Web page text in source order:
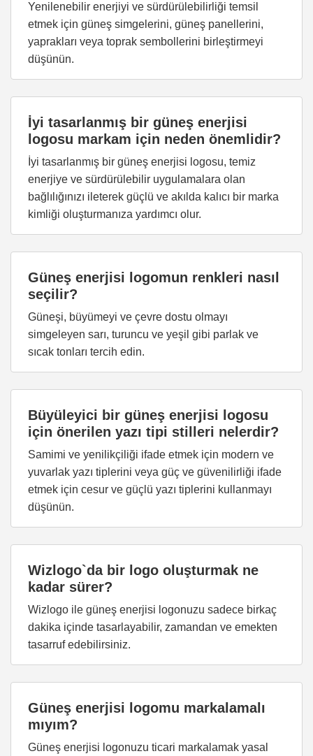
Yenilenebilir enerjiyi ve sürdürülebilirliği temsil
etmek için güneş simgelerini, güneş panellerini,
yaprakları veya toprak sembollerini birleştirmeyi
düşünün.
İyi tasarlanmış bir güneş enerjisi
logosu markam için neden önemlidir?
İyi tasarlanmış bir güneş enerjisi logosu, temiz
enerjiye ve sürdürülebilir uygulamalara olan
bağlılığınızı ileterek güçlü ve akılda kalıcı bir marka
kimliği oluşturmanıza yardımcı olur.
Güneş enerjisi logomun renkleri nasıl
seçilir?
Güneşi, büyümeyi ve çevre dostu olmayı
simgeleyen sarı, turuncu ve yeşil gibi parlak ve
sıcak tonları tercih edin.
Büyüleyici bir güneş enerjisi logosu
için önerilen yazı tipi stilleri nelerdir?
Samimi ve yenilikçiliği ifade etmek için modern ve
yuvarlak yazı tiplerini veya güç ve güvenilirliği ifade
etmek için cesur ve güçlü yazı tiplerini kullanmayı
düşünün.
Wizlogo`da bir logo oluşturmak ne
kadar sürer?
Wizlogo ile güneş enerjisi logonuzu sadece birkaç
dakika içinde tasarlayabilir, zamandan ve emekten
tasarruf edebilirsiniz.
Güneş enerjisi logomu markalamalı
mıyım?
Güneş enerjisi logonuzu ticari markalamak yasal